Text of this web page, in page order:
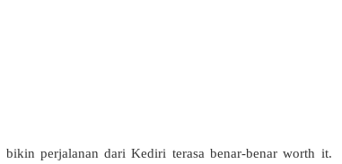
bikin perjalanan dari Kediri terasa benar-benar worth it.